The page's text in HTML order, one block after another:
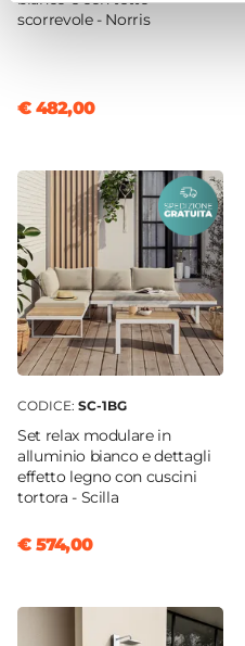
scorrevole - Norris
€ 482,00
CODICE: SC-1BG
Set relax modulare in
alluminio bianco e dettagli
effetto legno con cuscini
tortora - Scilla
€ 574,00